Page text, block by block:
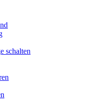
schalten